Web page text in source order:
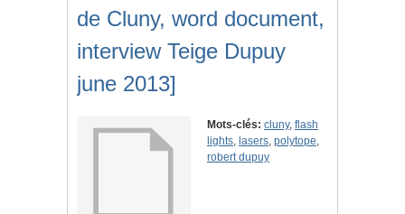
de Cluny, word document,
interview Teige Dupuy
june 2013]
Mots-clés: cluny, flash
lights, lasers, polytope,
robert dupuy